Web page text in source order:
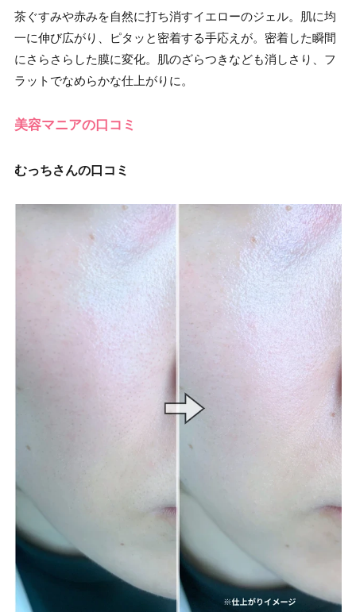
茶ぐすみや赤みを自然に打ち消すイエローのジェル。肌に均
一に伸び広がり、ピタッと密着する手応えが。密着した瞬間
にさらさらした膜に変化。肌のざらつきなども消しさり、フ
ラットでなめらかな仕上がりに。
美容マニアの口コミ
むっちさんの口コミ